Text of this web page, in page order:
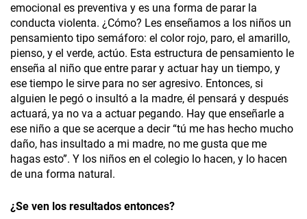
emocional es preventiva y es una forma de parar la
conducta violenta. ¿Cómo? Les enseñamos a los niños un
pensamiento tipo semáforo: el color rojo, paro, el amarillo,
pienso, y el verde, actúo. Esta estructura de pensamiento le
enseña al niño que entre parar y actuar hay un tiempo, y
ese tiempo le sirve para no ser agresivo. Entonces, si
alguien le pegó o insultó a la madre, él pensará y después
actuará, ya no va a actuar pegando. Hay que enseñarle a
ese niño a que se acerque a decir “tú me has hecho mucho
daño, has insultado a mi madre, no me gusta que me
hagas esto”. Y los niños en el colegio lo hacen, y lo hacen
de una forma natural.
¿Se ven los resultados entonces?